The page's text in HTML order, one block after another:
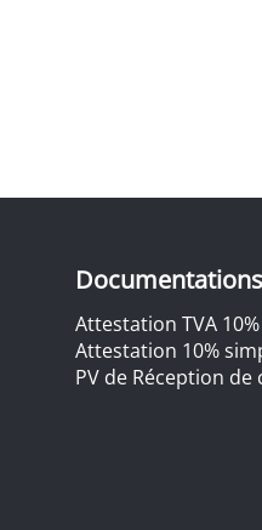
Documentations
Attestation TVA
Attestation 10%
PV de Réception de